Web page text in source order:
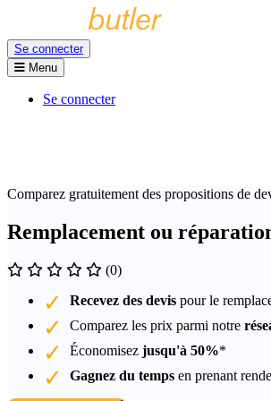
Se connecter
Menu
Se connecter
Comparez gratuitement des propositions de
Remplacement ou
(0)
Recevez des devis pour le
Comparez les prix parmi notre
Économisez jusqu'à 50%*
Gagnez du temps en prenant